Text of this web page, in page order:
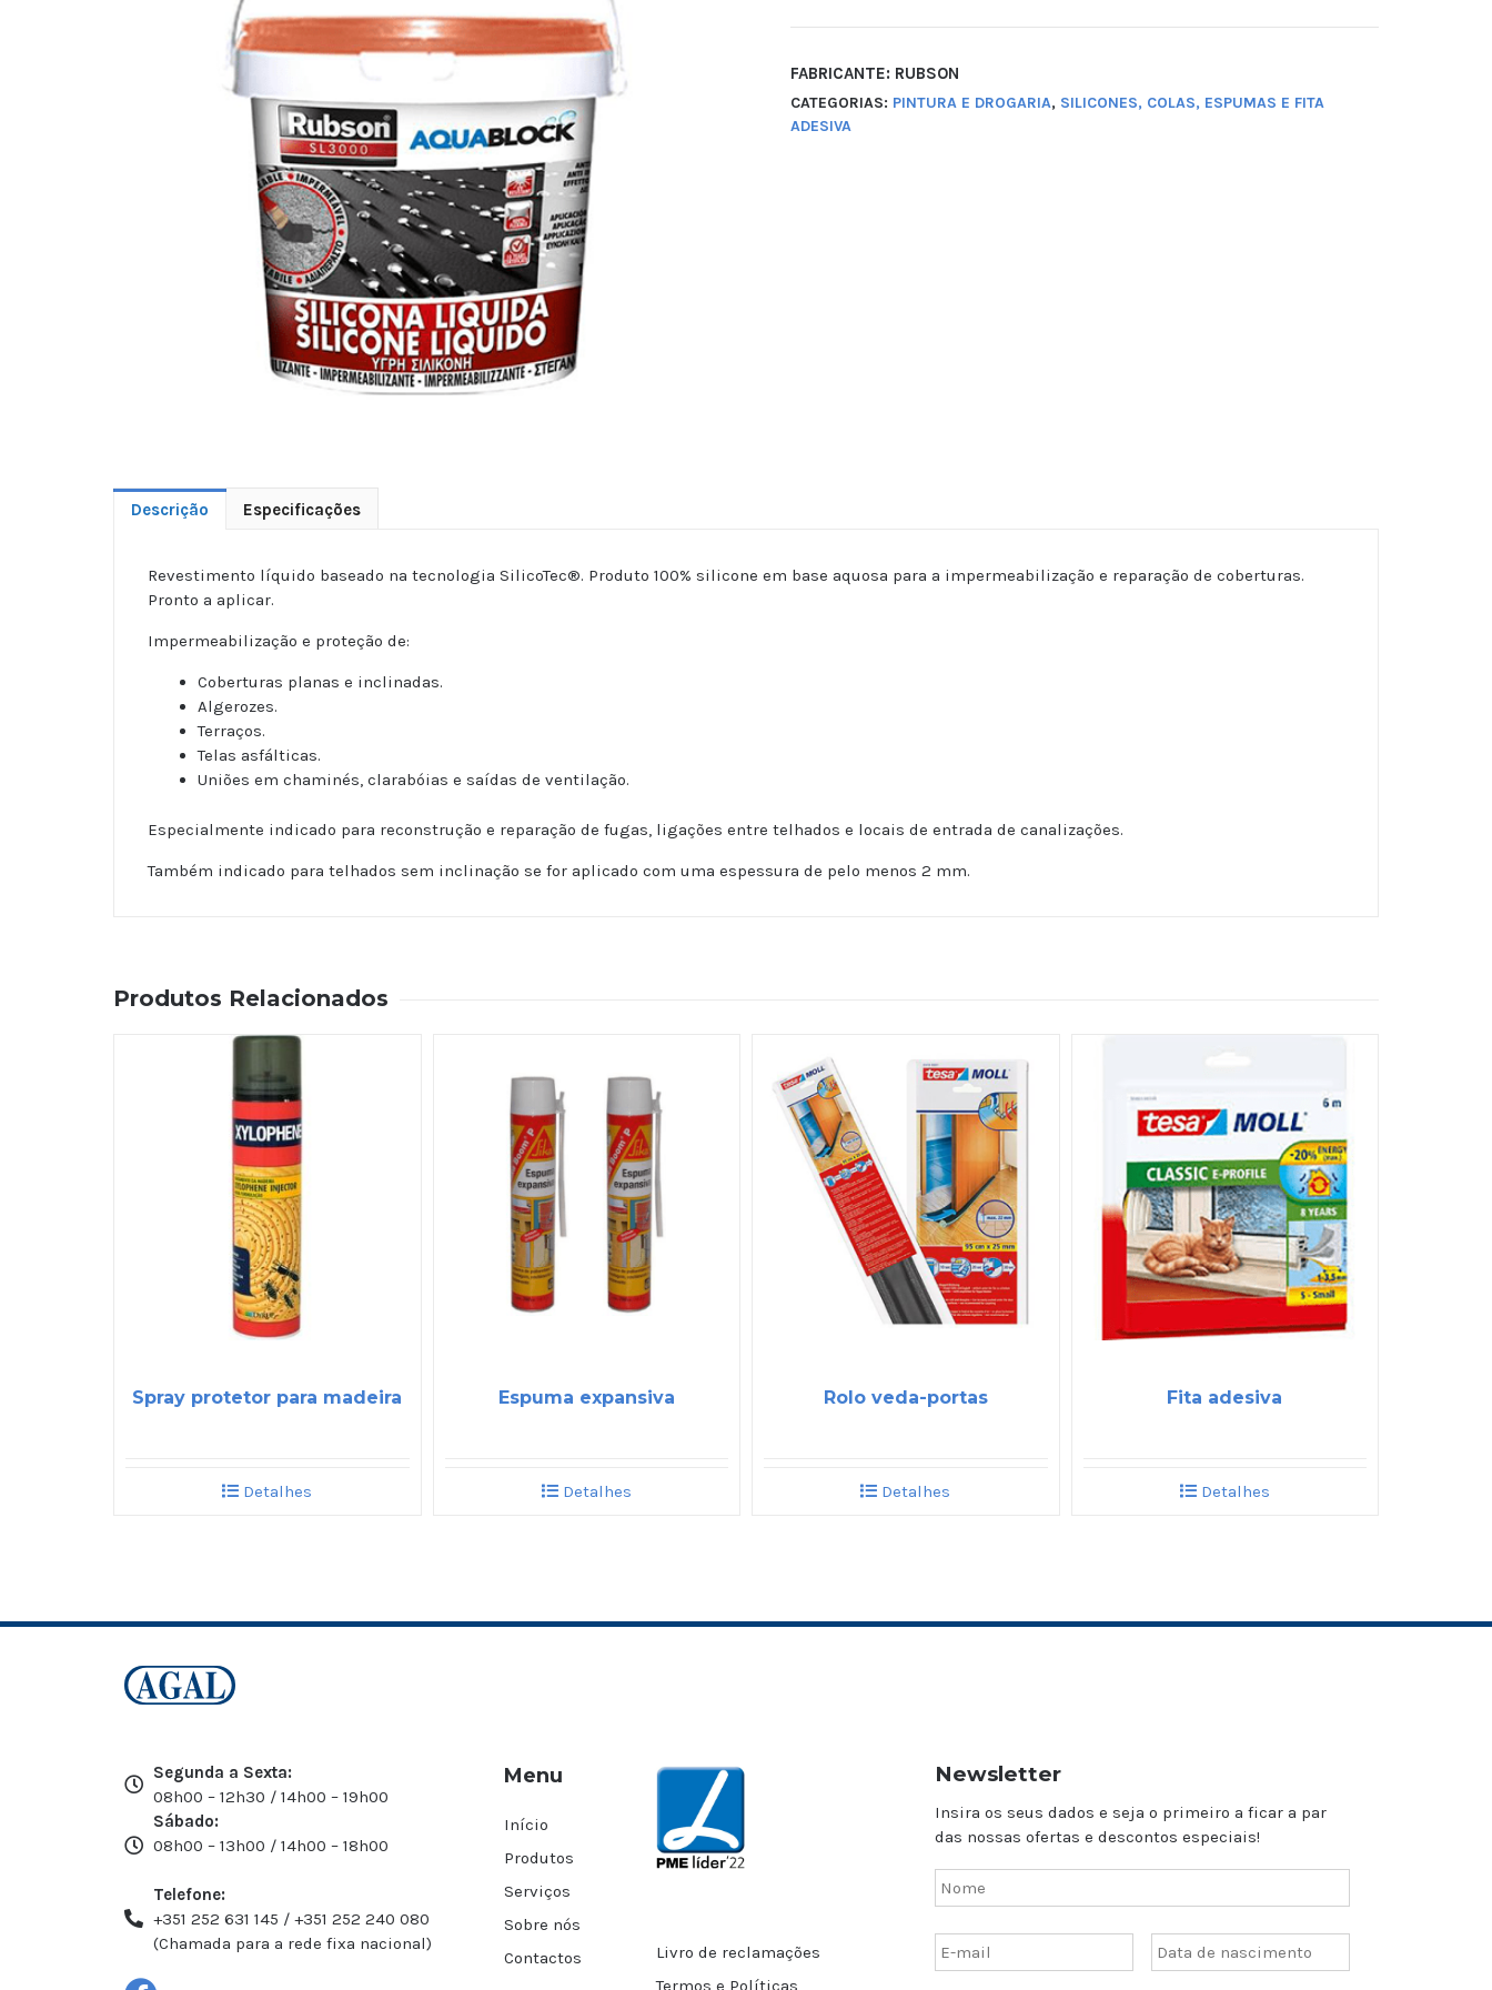
FABRICANTE: RUBSON
CATEGORIAS: PINTURA E DROGARIA, SILICONES, COLAS, ESPUMAS E FITA
ADESIVA
Descrição Especificações
Revestimento líquido baseado na tecnologia SilicoTec®. Produto 100% silicone em base aquosa para a impermeabilização e reparação de coberturas.
Pronto a aplicar.
Impermeabilização e proteção de:
Coberturas planas e inclinadas.
Algerozes.
Terraços.
Telas asfálticas.
Uniões em chaminés, clarabóias e saídas de ventilação.
Especialmente indicado para reconstrução e reparação de fugas, ligações entre telhados e locais de entrada de canalizações.
Também indicado para telhados sem inclinação se for aplicado com uma espessura de pelo menos 2 mm.
Produtos Relacionados
Spray protetor para madeira
Detalhes
Espuma expansiva
Detalhes
Rolo veda-portas
Detalhes
Fita adesiva
Detalhes
Segunda a Sexta:
08h00 – 12h30 / 14h00 – 19h00
Sábado:
08h00 – 13h00 / 14h00 – 18h00
Telefone:
+351 252 631 145 / +351 252 240 080
(Chamada para a rede fixa nacional)
Menu
Início
Produtos
Serviços
Sobre nós
Contactos
Livro de reclamações
Termos e Políticas
Newsletter
Insira os seus dados e seja o primeiro a ficar a par
das nossas ofertas e descontos especiais!